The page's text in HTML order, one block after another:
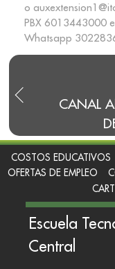
Y DE
o
PBX 6013443000
Whatsapp
COSTOS EDUCATIVOS
OFERTAS DE EMPLEO
Escuela
Central